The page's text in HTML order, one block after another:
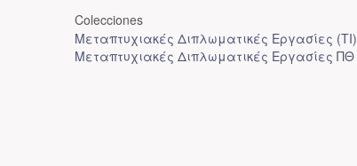
Colecciones
Μεταπτυχιακές Διπλωματικές Εργασίες (ΤΙ)
Μεταπτυχιακές Διπλωματικές Εργασίες ΠΘ